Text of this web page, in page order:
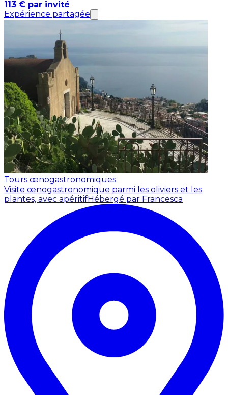
113 € par invité
Expérience partagée
Tours œnogastronomiques
Visite œnogastronomique parmi les oliviers et les
plantes, avec apéritifHébergé par Francesca